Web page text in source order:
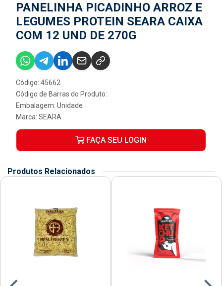
PANELINHA PICADINHO ARROZ E
LEGUMES PROTEIN SEARA CAIXA
COM 12 UND DE 270G
Código: 45662
Código de Barras do Produto:
Embalagem: Unidade
Marca: SEARA
FAÇA SEU LOGIN
Produtos Relacionados